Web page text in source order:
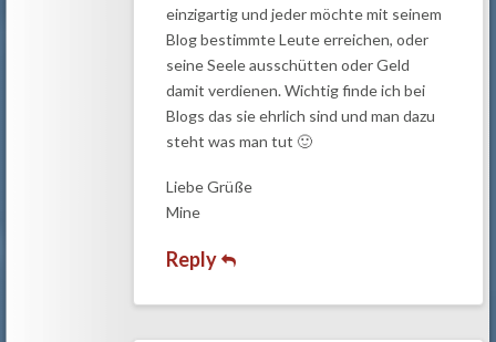
einzigartig und jeder möchte mit seinem
Blog bestimmte Leute erreichen, oder
seine Seele ausschütten oder Geld
damit verdienen. Wichtig finde ich bei
Blogs das sie ehrlich sind und man dazu
steht was man tut 🙂
Liebe Grüße
Mine
Reply